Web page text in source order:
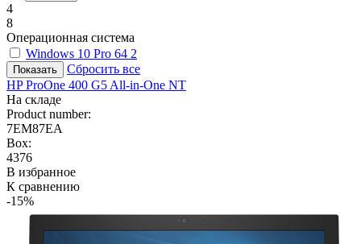
4
8
Операционная система
Windows 10 Pro 64 2
Сбросить все
HP ProOne 400 G5 All-in-One NT
На складе
Product number:
7EM87EA
Box:
4376
В избранное
К сравнению
-15%